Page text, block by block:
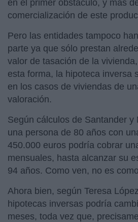
en el primer obstáculo, y más
comercialización de este
Pero las entidades tampoco
parte ya que sólo prestan
valor de tasación de la
esta forma, la hipoteca inversa
en los casos de viviendas de
valoración.
Según cálculos de Santander y
una persona de 80 años con
450.000 euros podría cobrar
mensuales, hasta alcanzar su
94 años. Como ven, no es
Ahora bien, según Teresa
hipotecas inversas podría
meses, toda vez que,